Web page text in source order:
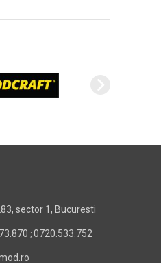
sector 1, Bucuresti
; 0720.533.752